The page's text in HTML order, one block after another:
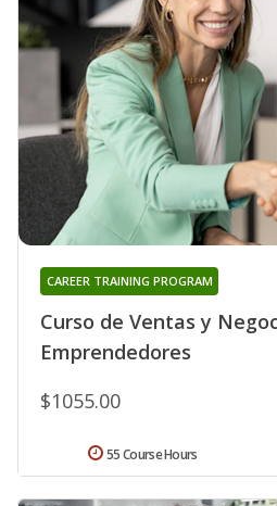
Curso de Ventas y
Emprendedores
CAREER TRAINING PROGRAM
$1055.00
55 Course Hours